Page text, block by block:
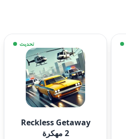
تحديث
Reckless Getaway
2 مهكرة